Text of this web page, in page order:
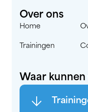
Over ons
Home
Trainingen
Waar
arrow_downward